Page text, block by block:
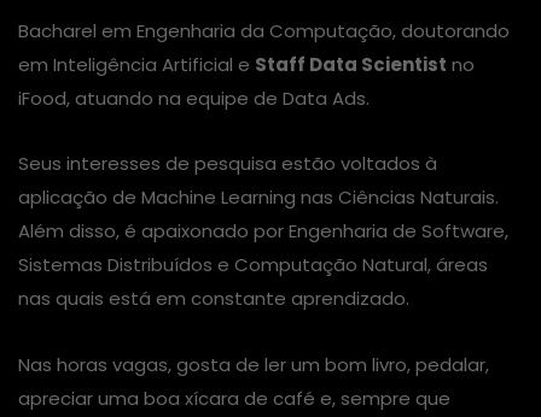
Bacharel em Engenharia da Computação, doutorando
em Inteligência Artificial e Staff Data Scientist no
iFood, atuando na equipe de Data Ads.
Seus interesses de pesquisa estão voltados à
aplicação de Machine Learning nas Ciências Naturais.
Além disso, é apaixonado por Engenharia de Software,
Sistemas Distribuídos e Computação Natural, áreas
nas quais está em constante aprendizado.
Nas horas vagas, gosta de ler um bom livro, pedalar,
apreciar uma boa xícara de café e, sempre que